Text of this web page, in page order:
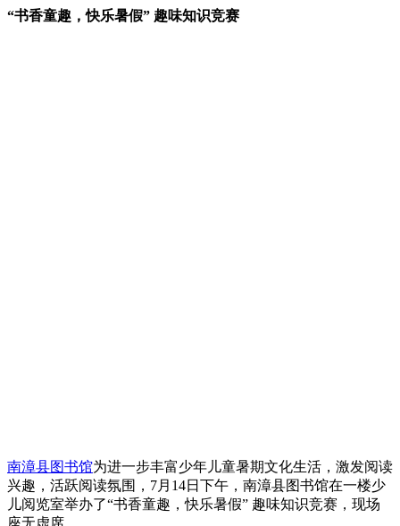
“书香童趣，快乐暑假” 趣味知识竞赛
南漳县图书馆为进一步丰富少年儿童暑期文化生活，激发阅读
兴趣，活跃阅读氛围，7月14日下午，南漳县图书馆在一楼少
儿阅览室举办了“书香童趣，快乐暑假” 趣味知识竞赛，现场
座无虚席。